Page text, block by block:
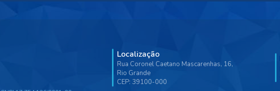
Localização
Rua Coronel Caetano Mascarenhas, 16,
Rio Grande
CEP: 39100-000